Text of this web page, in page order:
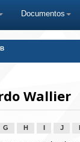
Documentos
Wallier
G H J